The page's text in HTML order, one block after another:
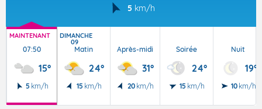
5 km/h
MAINTENANT
07:50
15°
5 km/h
DIMANCHE
09
Matin
24°
15 km/h
Après-midi
31°
20 km/h
Soirée
24°
15 km/h
Nuit
19°
10 km/h